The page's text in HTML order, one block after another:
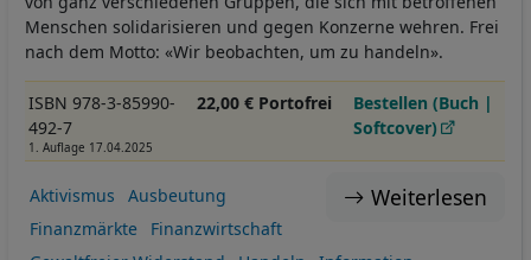
Menschen solidarisieren und gegen Konzerne wehren. Frei
nach dem Motto: «Wir beobachten, um zu handeln».
ISBN 978-3-85990-
492-7
1. Auflage 17.04.2025
22,00 € Portofrei
Bestellen (Buch |
Softcover)
Weiterlesen
Aktivismus
Ausbeutung
Finanzmärkte
Finanzwirtschaft